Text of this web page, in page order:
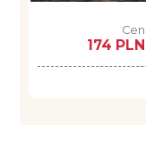
174 PLN